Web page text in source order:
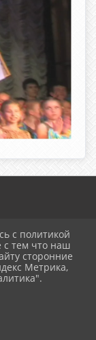
с политикой
с тем что наш
сторонние
Метрика,